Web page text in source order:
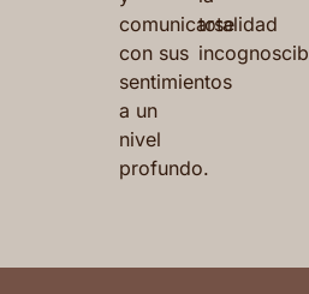
comunicarse
con sus
sentimientos
a un
nivel
profundo.
totalidad